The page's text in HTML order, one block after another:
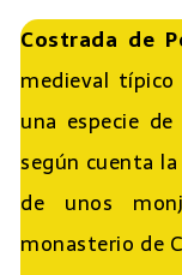
Costrada de
medieval
una especie
según cuenta
de unos
monasterio de